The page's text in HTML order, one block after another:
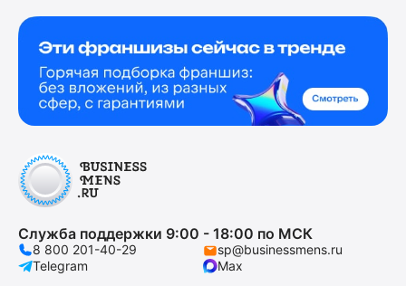
Служба поддержки 9:00 - 18:00 по МСК
8 800 201-40-29
sp@businessmens.ru
Telegram
Max